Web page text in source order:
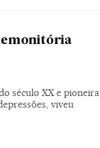
século XX e pioneira
viveu